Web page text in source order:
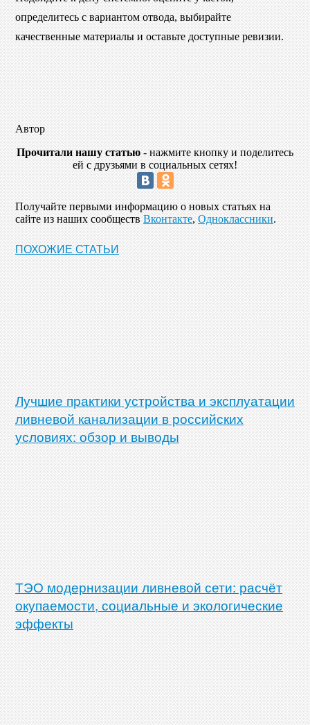
определитесь с вариантом отвода, выбирайте
качественные материалы и оставьте доступные ревизии.
Автор
Прочитали нашу статью - нажмите кнопку и поделитесь
ей с друзьями в социальных сетях!
Получайте первыми информацию о новых статьях на
сайте из наших сообществ Вконтакте, Одноклассники.
ПОХОЖИЕ СТАТЬИ
Лучшие практики устройства и эксплуатации
ливневой канализации в российских
условиях: обзор и выводы
ТЭО модернизации ливневой сети: расчёт
окупаемости, социальные и экологические
эффекты